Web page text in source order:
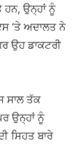
ਹਨ, ਉਨ੍ਹਾਂ ਨੂੰ
‘ਤੇ ਅਦਾਲਤ ਨੇ
ਉਹ ਡਾਕਟਰੀ
ਸਾਲ ਤੱਕ
ਉਨ੍ਹਾਂ ਨੂੰ
ਸਿਹਤ ਬਾਰੇ